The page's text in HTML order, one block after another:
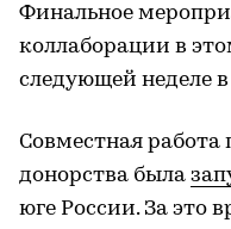
Финальное
коллаборации в
следующей неделе
Совместная работа
донорства была
юге России. За это